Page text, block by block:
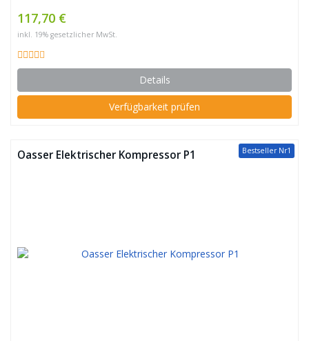
117,70 €
inkl. 19% gesetzlicher MwSt.
Details
Verfügbarkeit prüfen
Bestseller Nr1
Oasser Elektrischer Kompressor P1